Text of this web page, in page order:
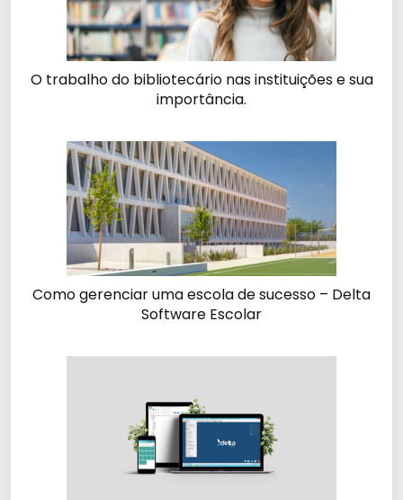
O trabalho do bibliotecário nas instituições e sua
importância.
Como gerenciar uma escola de sucesso – Delta
Software Escolar